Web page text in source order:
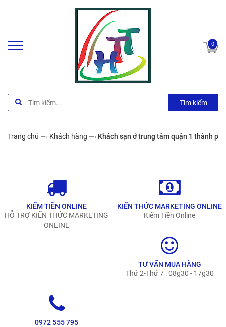
0
Tìm kiếm
Trang chủ —› Khách hàng —› Khách sạn ở trung tâm quận 1 thành
KIẾM TIỀN ONLINE
HỖ TRỢ KIẾN THỨC MARKETING
ONLINE
KIẾN THỨC MARKETING ONLINE
Kiếm Tiền Online
TƯ VẤN MUA HÀNG
Thứ 2-Thứ 7 : 08g30 - 17g30
0972 555 795